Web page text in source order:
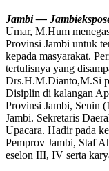
Jambi —
Umar, M.Hum
Provinsi Jambi untuk
kepada masyarakat.
tertulisnya yang
Drs.H.M.Dianto,M.Si
Disiplin di kalangan
Provinsi Jambi, Senin
Jambi. Sekretaris
Upacara. Hadir pada
Pemprov Jambi, Staf
eselon III, IV serta